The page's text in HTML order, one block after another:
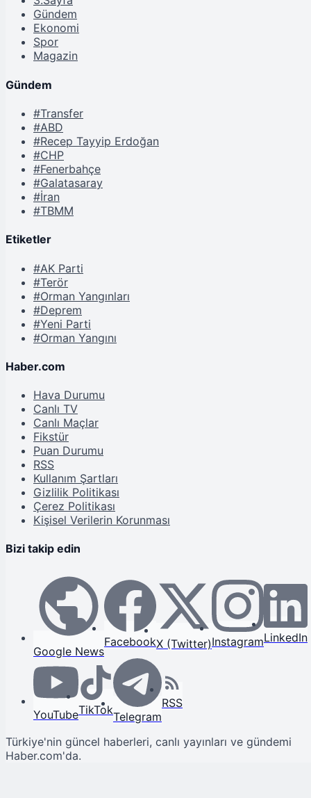
Gündem
Ekonomi
Spor
Magazin
Gündem
#Transfer
#ABD
#Recep Tayyip Erdoğan
#CHP
#Fenerbahçe
#Galatasaray
#İran
#TBMM
Etiketler
#AK Parti
#Terör
#Orman Yangınları
#Deprem
#Yeni Parti
#Orman Yangını
Haber.com
Hava Durumu
Canlı TV
Canlı Maçlar
Fikstür
Puan Durumu
RSS
Kullanım Şartları
Gizlilik Politikası
Çerez Politikası
Kişisel Verilerin Korunması
Bizi takip edin
Google News
FacebookX (Twitter)InstagramLinkedIn
YouTubeTikTokTelegram
RSS
Türkiye'nin güncel haberleri, canlı yayınları ve gündemi
Haber.com'da.